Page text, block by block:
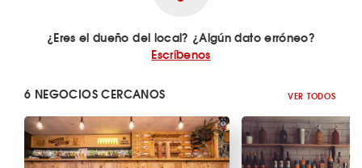
¿Eres el dueño del local? ¿Algún dato erróneo?
Escríbenos
6 NEGOCIOS CERCANOS VER TODOS